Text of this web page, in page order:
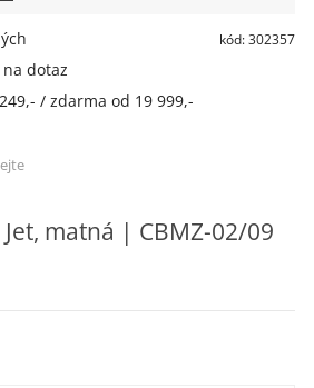
kód: 302357
dotaz
/ zdarma od 19 999,-
matná | CBMZ-02/09